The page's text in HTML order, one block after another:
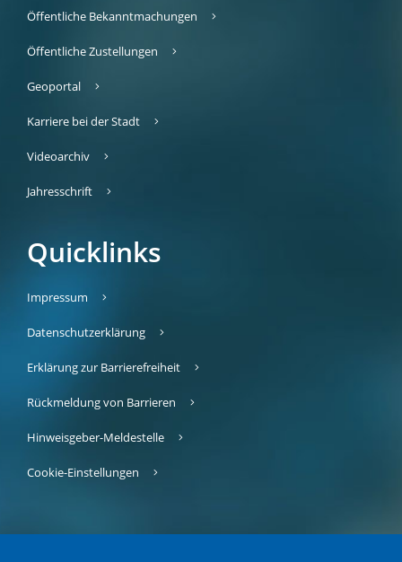
Öffentliche Bekanntmachungen
Öffentliche Zustellungen
Geoportal
Karriere bei der Stadt
Videoarchiv
Jahresschrift
Quicklinks
Impressum
Datenschutzerklärung
Erklärung zur Barrierefreiheit
Rückmeldung von Barrieren
Hinweisgeber-Meldestelle
Cookie-Einstellungen